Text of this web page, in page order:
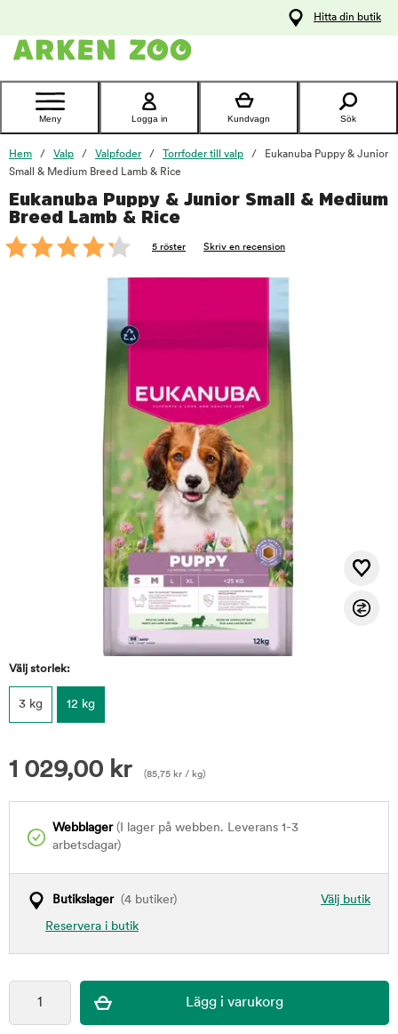
Kontakta
Hitta din butik
Meny Logga in Kundvagn Sök
Hem Valp Valpfoder Torrfoder till valp
Eukanuba Puppy & Junior
Small & Medium Breed Lamb & Rice
Eukanuba Puppy & Junior Small & Medium
Breed Lamb & Rice
5 röster Skriv en recension
Välj storlek:
3 kg 12 kg
1 029,00 kr (85,75 kr / kg)
Webblager(I lager på webben. Leverans 1-3
arbetsdagar)
Välj butik
Butikslager(4 butiker)
Reservera i butik
foo